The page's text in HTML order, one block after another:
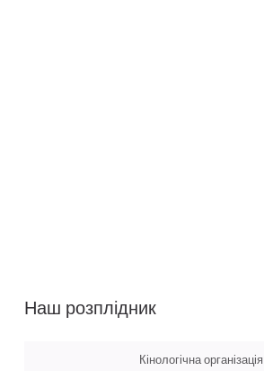
Наш розплідник
Кінологічна організація